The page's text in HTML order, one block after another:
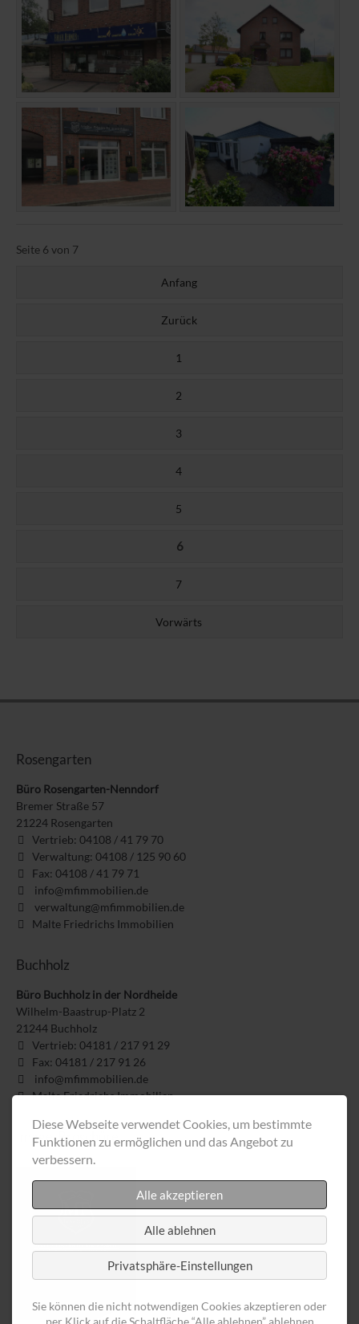
Seite 6 von 7
Anfang
Zurück
1
2
3
4
5
6
7
Vorwärts
Rosengarten
Büro Rosengarten-Nenndorf
Bremer Straße 57
21224 Rosengarten
Vertrieb: 04108 / 41 79 70
Verwaltung: 04108 / 125 90 60
Fax: 04108 / 41 79 71
info@mfimmobilien.de
verwaltung@mfimmobilien.de
Malte Friedrichs Immobilien
Buchholz
Büro Buchholz in der Nordheide
Wilhelm-Baastrup-Platz 2
21244 Buchholz
Vertrieb: 04181 / 217 91 29
Fax: 04181 / 217 91 26
info@mfimmobilien.de
Malte Friedrichs Immobilien
Image-Broschüre
Diese Webseite verwendet Cookies, um bestimmte
Funktionen zu ermöglichen und das Angebot zu
verbessern.
Alle akzeptieren
Alle ablehnen
Privatsphäre-Einstellungen
Sie können die nicht notwendigen Cookies akzeptieren oder
per Klick auf die Schaltfläche “Alle ablehnen” ablehnen